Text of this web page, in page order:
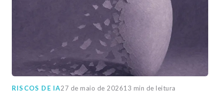
RISCOS DE IA27 de maio de 202613 min de leitura